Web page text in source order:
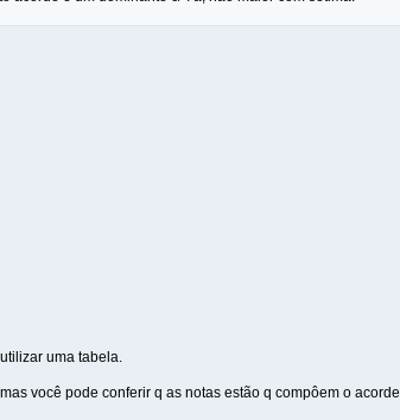
uma tabela.
você pode conferir q as notas estão q compôem o acorde